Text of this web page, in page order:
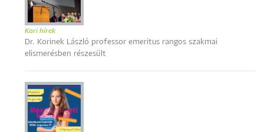
Kari hírek
Dr. Korinek László professor emeritus rangos szakmai
elismerésben részesült